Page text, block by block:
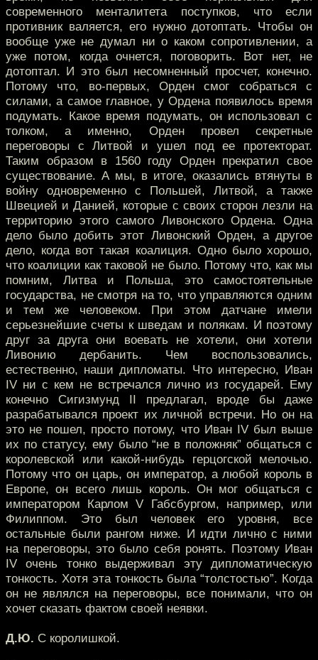
современного менталитета поступков, что если
противник валяется, его нужно дотоптать. Чтобы он
вообще уже не думал ни о каком сопротивлении, а
уже потом, когда очнется, поговорить. Вот нет, не
дотоптал. И это был несомненный просчет, конечно.
Потому что, во-первых, Орден смог собраться с
силами, а самое главное, у Ордена появилось время
подумать. Какое время подумать, он использовал с
толком, а именно, Орден провел секретные
переговоры с Литвой и ушел под ее протекторат.
Таким образом в 1560 году Орден прекратил свое
существование. А мы, в итоге, оказались втянуты в
войну одновременно с Польшей, Литвой, а также
Швецией и Данией, которые с своих сторон лезли на
территорию этого самого Ливонского Ордена. Одна
дело было добить этот Ливонский Орден, а другое
дело, когда вот такая коалиция. Одно было хорошо,
что коалиции как таковой не было. Потому что, как мы
помним, Литва и Польша, это самостоятельные
государства, не смотря на то, что управляются одним
и тем же человеком. При этом датчане имели
серьезнейшие счеты к шведам и полякам. И поэтому
друг за друга они воевать не хотели, они хотели
Ливонию дербанить. Чем воспользовались,
естественно, наши дипломаты. Что интересно, Иван
IV ни с кем не встречался лично из государей. Ему
конечно Сигизмунд II предлагал, вроде бы даже
разрабатывался проект их личной встречи. Но он на
это не пошел, просто потому, что Иван IV был выше
их по статусу, ему было “не в положняк” общаться с
королевской или какой-нибудь герцогской мелочью.
Потому что он царь, он император, а любой король в
Европе, он всего лишь король. Он мог общаться с
императором Карлом V Габсбургом, например, или
Филиппом. Это был человек его уровня, все
остальные были рангом ниже. И идти лично с ними
на переговоры, это было себя ронять. Поэтому Иван
IV очень тонко выдерживал эту дипломатическую
тонкость. Хотя эта тонкость была “толстостью”. Когда
он не являлся на переговоры, все понимали, что он
хочет сказать фактом своей неявки.
Д.Ю. С королишкой.